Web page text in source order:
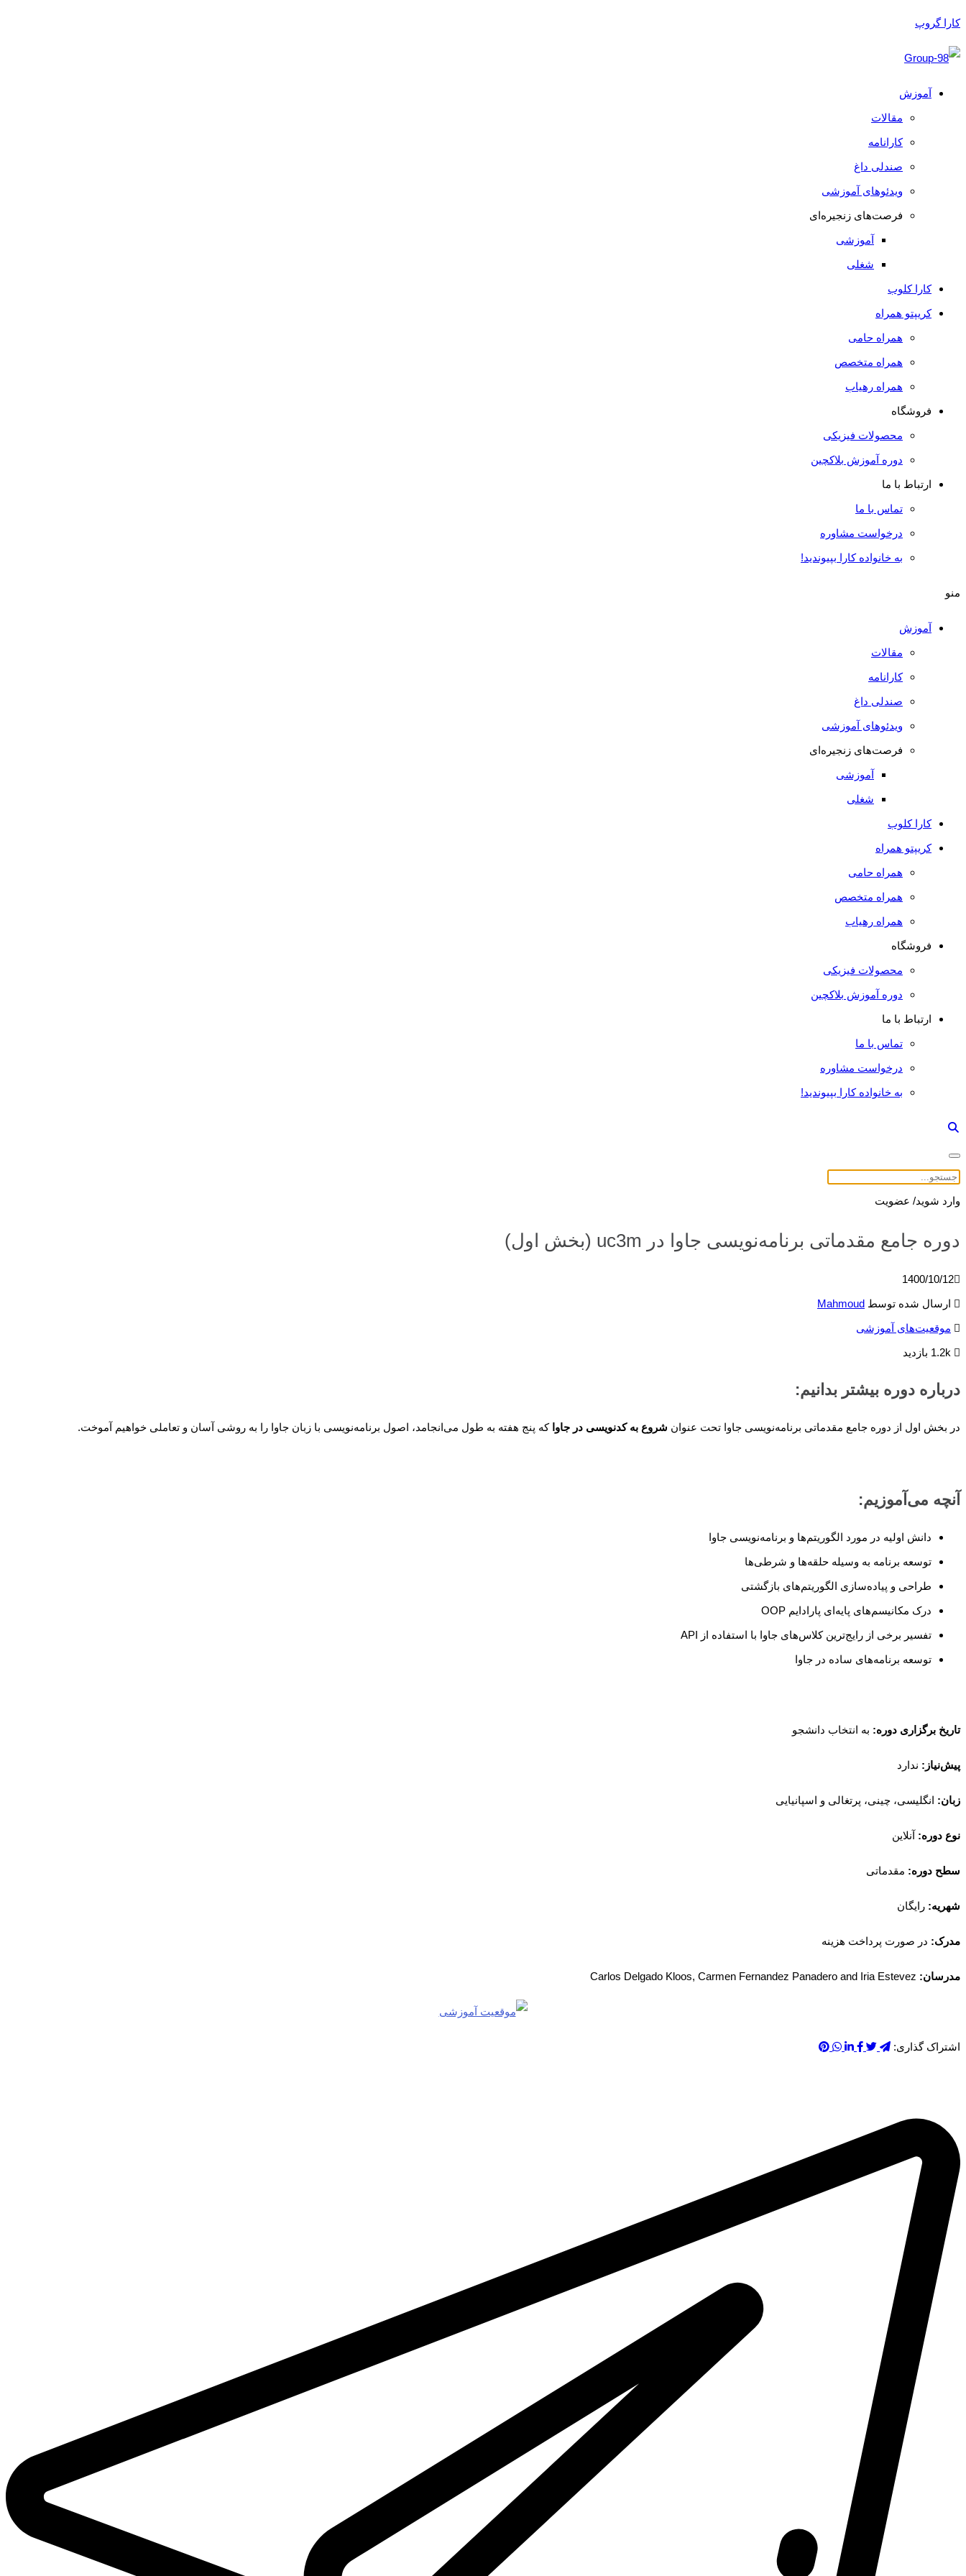
کارا گروپ
آموزش
مقالات
کارانامه
صندلی داغ
ویدئوهای آموزشی
فرصت‌های زنجیره‌ای
آموزشی
شغلی
کارا کلوب
کریپتو همراه
همراه حامی
همراه متخصص
همراه رهیاب
فروشگاه
محصولات فیزیکی
دوره آموزش بلاکچین
ارتباط با ما
تماس با ما
درخواست مشاوره
به خانواده کارا بپیوندید!
منو
آموزش
مقالات
کارانامه
صندلی داغ
ویدئوهای آموزشی
فرصت‌های زنجیره‌ای
آموزشی
شغلی
کارا کلوب
کریپتو همراه
همراه حامی
همراه متخصص
همراه رهیاب
فروشگاه
محصولات فیزیکی
دوره آموزش بلاکچین
ارتباط با ما
تماس با ما
درخواست مشاوره
به خانواده کارا بپیوندید!
وارد شوید/ عضویت
دوره جامع مقدماتی برنامه‌نویسی جاوا در uc3m (بخش اول)
1400/10/12
ارسال شده توسط Mahmoud
موقعیت‌های آموزشی
درباره دوره بیشتر بدانیم:
در بخش اول از دوره جامع مقدماتی برنامه‌نویسی جاوا تحت عنوان شروع به کدنویسی در جاواکه پنج هفته به طول می‌انجامد، اصول برنامه‌نویسی با زبان جاوا را به روشی آسان و تعاملی خواهیم آموخت.
آنچه می‌آموزیم:
دانش اولیه در مورد الگوریتم‌ها و برنامه‌نویسی جاوا
توسعه برنامه به وسیله‌ حلقه‌ها و شرطی‌ها
طراحی و پیاده‌سازی الگوریتم‌های بازگشتی
درک مکانیسم‌های پایه‌ای پارادایم OOP
تفسیر برخی از رایج‌ترین کلاس‌های جاوا با استفاده از API
توسعه برنامه‌های ساده در جاوا
تاریخ برگزاری دوره: به انتخاب دانشجو
پیش‌نیاز: ندارد
زبان: انگلیسی، چینی، پرتغالی و اسپانیایی
نوع دوره: آنلاین
سطح دوره: مقدماتی
شهریه: رایگان
مدرک: در صورت پرداخت هزینه
مدرسان:
اشتراک گذاری: